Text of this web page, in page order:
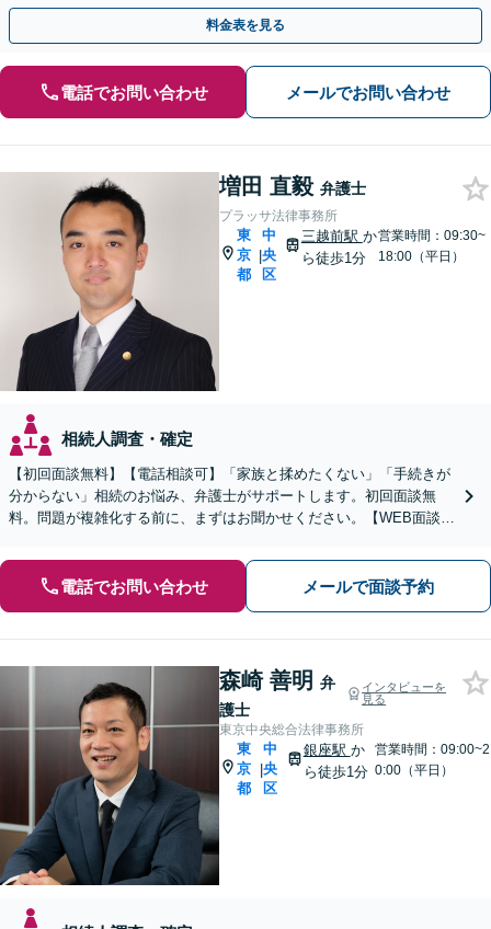
ご相談ください。【電話相談対応】【休日・夜間対応】
料金表を見る
電話でお問い合わせ メールでお問い合わせ
増田 直毅 弁護士
プラッサ法律事務所
東
京
都
|
中
央
区
三越前駅 か
ら徒歩1分
営業時間：09:30~
18:00（平日）
相続人調査・確定
【初回面談無料】【電話相談可】「家族と揉めたくない」「手続きが
分からない」相続のお悩み、弁護士がサポートします。初回面談無
料。問題が複雑化する前に、まずはお聞かせください。【WEB面談可
電話でお問い合わせ メールで面談予約
森崎 善明 弁
護士
インタビューを
見る
東京中央総合法律事務所
東
京
都
|
中
央
区
銀座駅 か
ら徒歩1分
営業時間：09:00~2
0:00（平日）